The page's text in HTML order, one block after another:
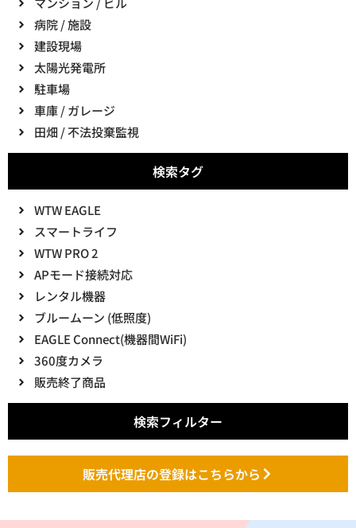
病院 / 施設
建設現場
太陽光発電所
駐車場
車庫 / ガレージ
田畑 / 不法投棄監視
検索タグ
WTW EAGLE
スマートライフ
WTW PRO 2
APモード接続対応
レンタル機器
ブルームーン (低照度)
EAGLE Connect(機器間WiFi)
360度カメラ
販売終了商品
検索フィルター
販売代理店の登録はこちらから